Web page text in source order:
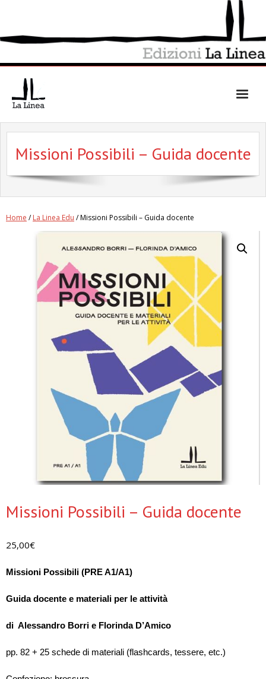
Missioni Possibili – Guida docente
Home /La Linea Edu / Missioni Possibili – Guida docente
Missioni Possibili – Guida docente
25,00€
Missioni Possibili (PRE A1/A1)
Guida docente e materiali per le attività
di Alessandro Borri e Florinda D’Amico
pp. 82 + 25 schede di materiali (flashcards, tessere, etc.)